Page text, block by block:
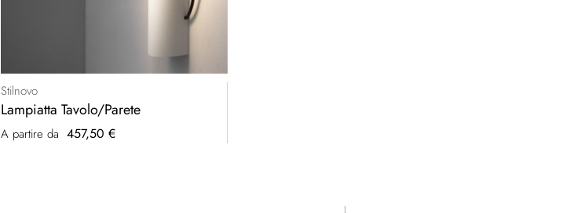
Stilnovo
Lampiatta Tavolo/Parete
A partire da 457,50 €